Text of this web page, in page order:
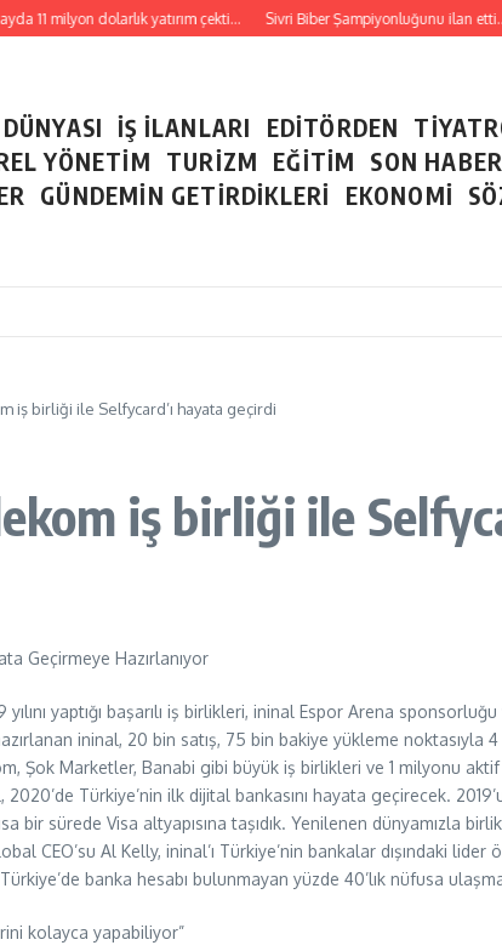
11 milyon dolarlık yatırım çekti… Sivri Biber Şampiyonluğunu ilan etti…
İŞ İLANLARI EDİTÖRDEN
YÖNETİM TURİZM EĞİTİM SON HABER
GÜNDEMİN GETİRDİKLERİ EKONOMİ
iş birliği ile Selfycard’ı hayata geçirdi
iş birliği ile
Geçirmeye Hazırlanıyor
yaptığı başarılı iş birlikleri, ininal Espor Arena
ininal, 20 bin satış, 75 bin bakiye yükleme noktasıyla
Şok Marketler, Banabi gibi büyük iş birlikleri ve 1 milyonu
Türkiye’nin ilk dijital bankasını hayata geçirecek.
bir sürede Visa altyapısına taşıdık. Yenilenen dünyamızla
CEO’su Al Kelly, ininal’ı Türkiye’nin bankalar dışındaki
banka hesabı bulunmayan yüzde 40’lık nüfusa
kolayca yapabiliyor”